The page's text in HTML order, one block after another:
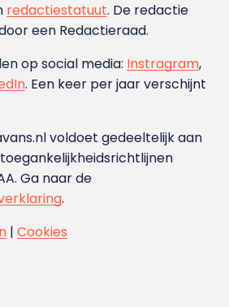
redactiestatuut. De redactie
een Redactieraad.
op social media: Instragram,
. Een keer per jaar verschijnt
voldoet gedeeltelijk aan
Ga naar de
.
| Cookies